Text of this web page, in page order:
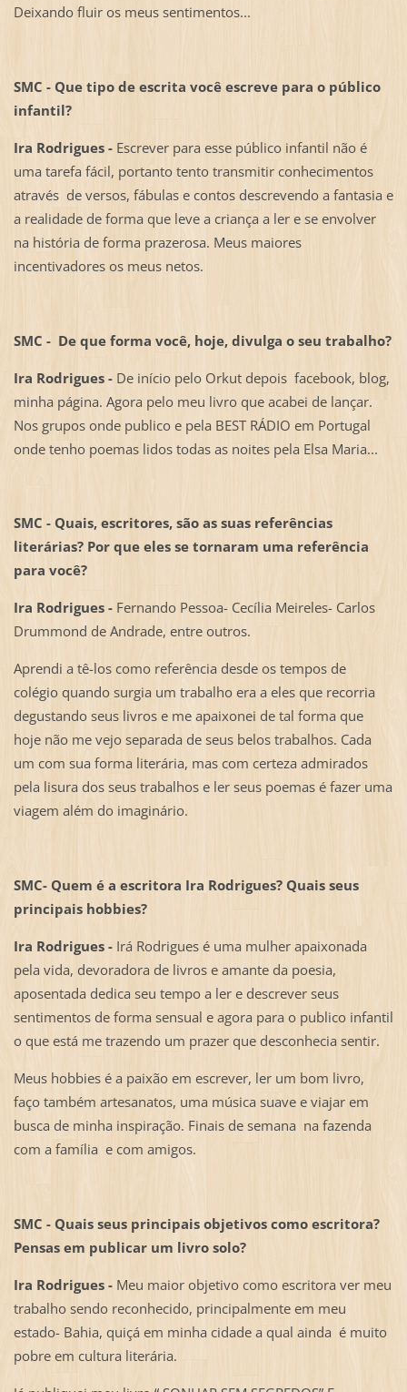
Deixando fluir os meus sentimentos...
SMC - Que tipo de escrita você escreve para o público
infantil?
Ira Rodrigues -Escrever para esse público infantil não é
uma tarefa fácil, portanto tento transmitir conhecimentos
através de versos, fábulas e contos descrevendo a fantasia e
a realidade de forma que leve a criança a ler e se envolver
na história de forma prazerosa. Meus maiores
incentivadores os meus netos.
SMC - De que forma você, hoje, divulga o seu trabalho?
Ira Rodrigues -De início pelo Orkut depois facebook, blog,
minha página. Agora pelo meu livro que acabei de lançar.
Nos grupos onde publico e pela BEST RÁDIO em Portugal
onde tenho poemas lidos todas as noites pela Elsa Maria...
SMC - Quais, escritores, são as suas referências
literárias? Por que eles se tornaram uma referência
para você?
Ira Rodrigues -Fernando Pessoa- Cecília Meireles- Carlos
Drummond de Andrade, entre outros.
Aprendi a tê-los como referência desde os tempos de
colégio quando surgia um trabalho era a eles que recorria
degustando seus livros e me apaixonei de tal forma que
hoje não me vejo separada de seus belos trabalhos. Cada
um com sua forma literária, mas com certeza admirados
pela lisura dos seus trabalhos e ler seus poemas é fazer uma
viagem além do imaginário.
SMC- Quem é a escritora Ira Rodrigues? Quais seus
principais hobbies?
Ira Rodrigues -Irá Rodrigues é uma mulher apaixonada
pela vida, devoradora de livros e amante da poesia,
aposentada dedica seu tempo a ler e descrever seus
sentimentos de forma sensual e agora para o publico infantil
o que está me trazendo um prazer que desconhecia sentir.
Meus hobbies é a paixão em escrever, ler um bom livro,
faço também artesanatos, uma música suave e viajar em
busca de minha inspiração. Finais de semana na fazenda
com a família e com amigos.
SMC - Quais seus principais objetivos como escritora?
Pensas em publicar um livro solo?
Ira Rodrigues -Meu maior objetivo como escritora ver meu
trabalho sendo reconhecido, principalmente em meu
estado- Bahia, quiçá em minha cidade a qual ainda é muito
pobre em cultura literária.